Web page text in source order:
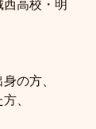
西高校・明
の方、
、